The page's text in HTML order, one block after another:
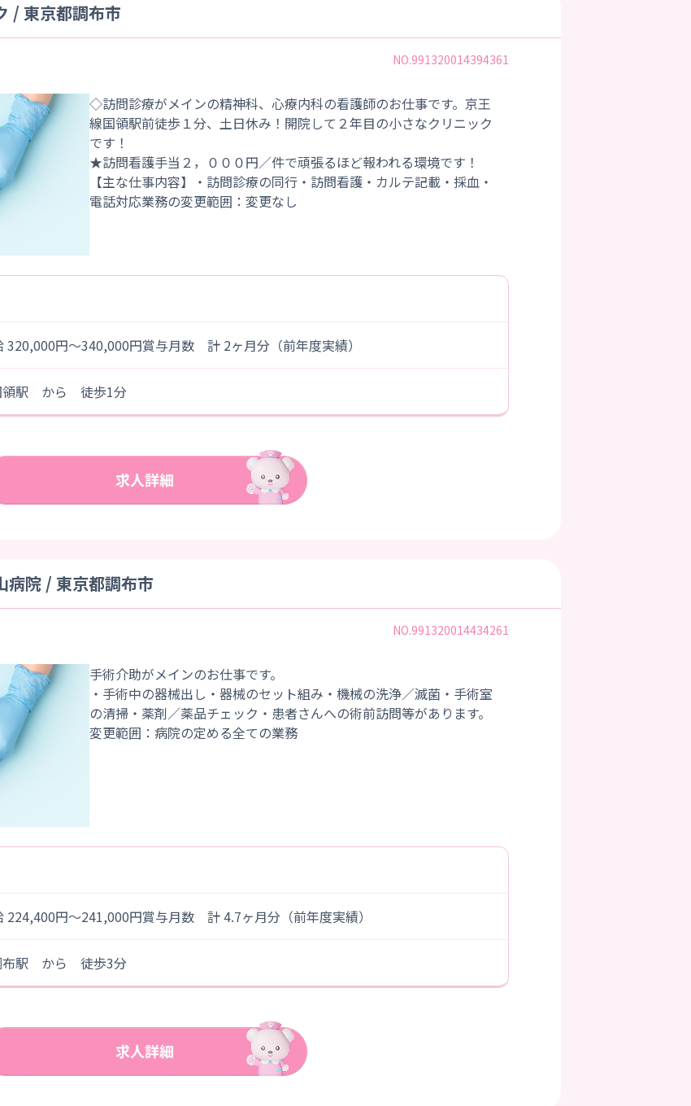
/ 東京都調布市
NO.991320014394361
◇訪問診療がメインの精神科、心療内科の看護師のお仕事です。京王
線国領駅前徒歩１分、土日休み！開院して２年目の小さなクリニック
です！
★訪問看護手当２，０００円／件で頑張るほど報われる環境です！
【主な仕事内容】・訪問診療の同行・訪問看護・カルテ記載・採血・
円～340,000円賞与月数 計 2ヶ月分（前年度実績）
駅 から 徒歩1分
病院 / 東京都調布市
NO.991320014434261
手術介助がメインのお仕事です。
・手術中の器械出し・器械のセット組み・機械の洗浄／滅菌・手術室
の清掃・薬剤／薬品チェック・患者さんへの術前訪問等があります。
円～241,000円賞与月数 計 4.7ヶ月分（前年度実績）
駅 から 徒歩3分